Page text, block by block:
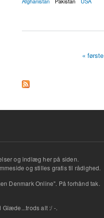
« første
og indlæg her på siden.
og stilles gratis til rådighed.
Denmark Online". På forhånd tak.
Glæde...trods alt :/ -.